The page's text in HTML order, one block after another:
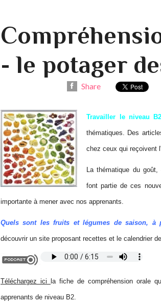
- le potager
Share
Travailler le niveau B2
thématiques. Des
chez ceux qui reçoivent
La thématique du
font partie de ces
importante à mener avec nos apprenants.
Quels sont les fruits et légumes de saison, à
découvrir un site proposant recettes et le calendrier
Téléchargez ici la fiche de compréhension orale
apprenants de niveau B2.